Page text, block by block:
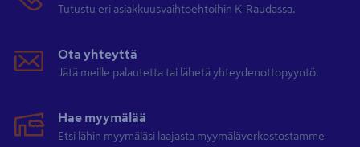
Tutustu eri asiakkuusvaihtoehtoihin K-Raudassa.
Ota yhteyttä
Jätä meille palautetta tai lähetä yhteydenottopyyntö.
Hae myymälää
Etsi lähin myymäläsi laajasta myymäläverkostostamme